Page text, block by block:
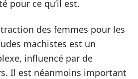
pour ce qu’il est.
des femmes pour les
machistes est un
influencé par de
Il est néanmoins important